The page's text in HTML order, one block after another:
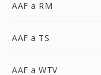
AAF a RM
AAF a TS
AAF a WTV